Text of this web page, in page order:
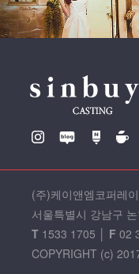
(주)케이앤엠코퍼레
서울특별시 강남구
T1533 1705 F 02
COPYRIGHT (c)